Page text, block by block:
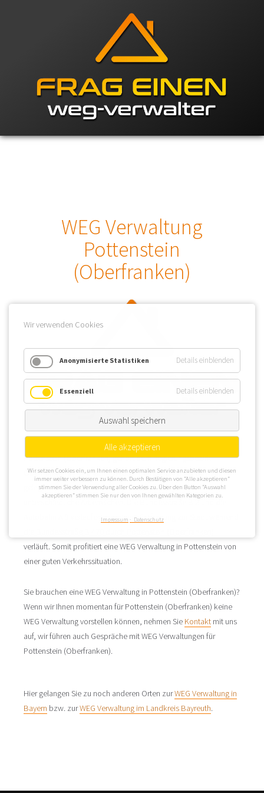
WEG Verwaltung
Pottenstein
(Oberfranken)
Pottenstein (Oberfranken) gehört dem Regierungsbezirk
Oberfranken an und ist im Westen des Landkreises Bayreuth
gelegen. Eine WEG Verwaltung kann Pottenstein auf
Autobahn A 9 verlaufen in geringer Entfernung zur Stadt während
verläuft. Somit profitiert eine WEG Verwaltung in Pottenstein von
einer guten Verkehrssituation.
Sie brauchen eine WEG Verwaltung in Pottenstein (Oberfranken)?
Wenn wir Ihnen momentan für Pottenstein (Oberfranken) keine
WEG Verwaltung vorstellen können, nehmen Sie Kontakt mit uns
auf, wir führen auch Gespräche mit WEG Verwaltungen für
Pottenstein (Oberfranken).
Hier gelangen Sie zu noch anderen Orten zurWEG Verwaltung in
Bayern bzw. zurWEG Verwaltung im Landkreis Bayreuth.
Wir verwenden Cookies
Anonymisierte Statistiken Details einblenden
Essenziell Details einblenden
Auswahl speichern
Alle akzeptieren
Wir setzen Cookies ein, um Ihnen einen optimalen Service anzubieten und diesen
immer weiter verbessern zu können. Durch Bestätigen von “Alle akzeptieren”
stimmen Sie der Verwendung aller Cookies zu. Über den Button “Auswahl
akzeptieren” stimmen Sie nur den von Ihnen gewählten Kategorien zu.
Impressum Datenschutz